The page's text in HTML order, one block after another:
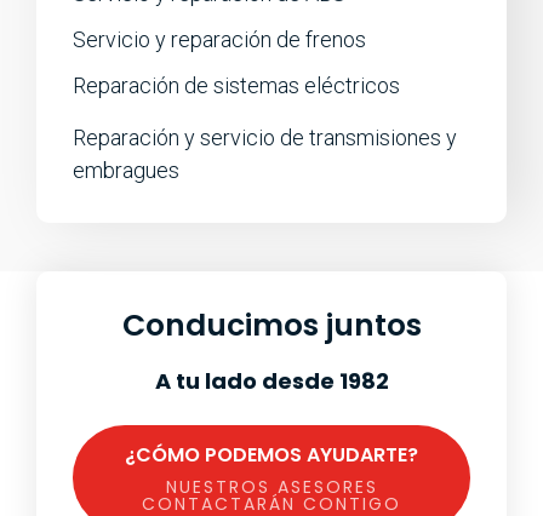
Servicio y reparación de frenos
Reparación de sistemas eléctricos
Reparación y servicio de transmisiones y
embragues
Conducimos juntos
A tu lado desde 1982
¿CÓMO PODEMOS AYUDARTE?
NUESTROS ASESORES
CONTACTARÁN CONTIGO